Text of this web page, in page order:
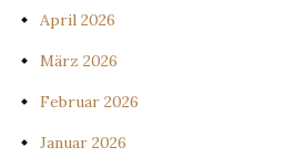
April 2026
März 2026
Februar 2026
Januar 2026